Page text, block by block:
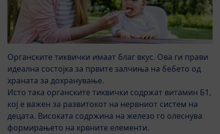
Органските тиквички имаат благ вкус. Ова ги прави
идеална состојка за првите залчиња на бебето од
храната за дохранување.
Исто така органските тиквички содржат витамин Б1,
кој е важен за развитокот на нервниот систем на
децата. Високата содржина на железо го олеснува
формирањето на крвните елементи.